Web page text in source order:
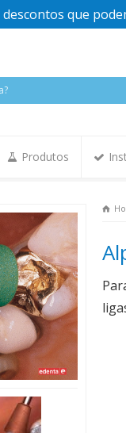
que
Produtos